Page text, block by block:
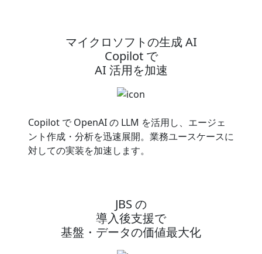
マイクロソフトの生成 AI
Copilot で
AI 活用を加速
Copilot で OpenAI の LLM を活用し、エージェ
ント作成・分析を迅速展開。業務ユースケースに
対しての実装を加速します。
JBS の
導入後支援で
基盤・データの価値最大化